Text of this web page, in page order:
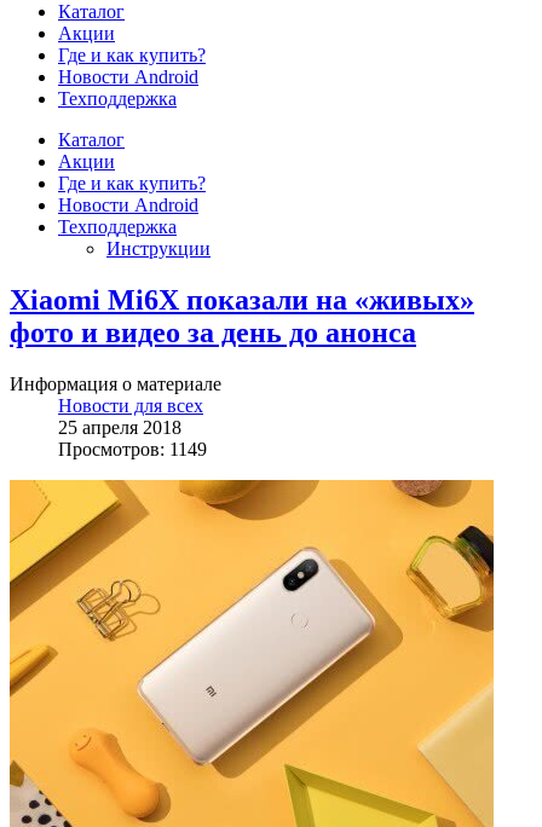
Каталог
Акции
Где и как купить?
Новости Android
Техподдержка
Каталог
Акции
Где и как купить?
Новости Android
Техподдержка
Инструкции
Xiaomi Mi6X показали на «живых»
фото и видео за день до анонса
Информация о материале
Новости для всех
25 апреля 2018
Просмотров: 1149